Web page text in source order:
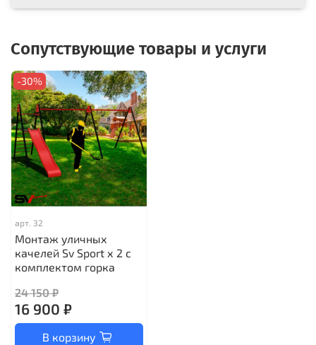
Сопутствующие товары и услуги
-30%
арт. 32
Монтаж уличных
качелей Sv Sport х 2 с
комплектом горка
24 150 ₽
16 900 ₽
В корзину